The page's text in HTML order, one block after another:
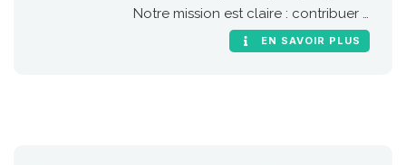
Notre mission est claire : contribuer à
une mobilité durable en Europe en
EN SAVOIR PLUS